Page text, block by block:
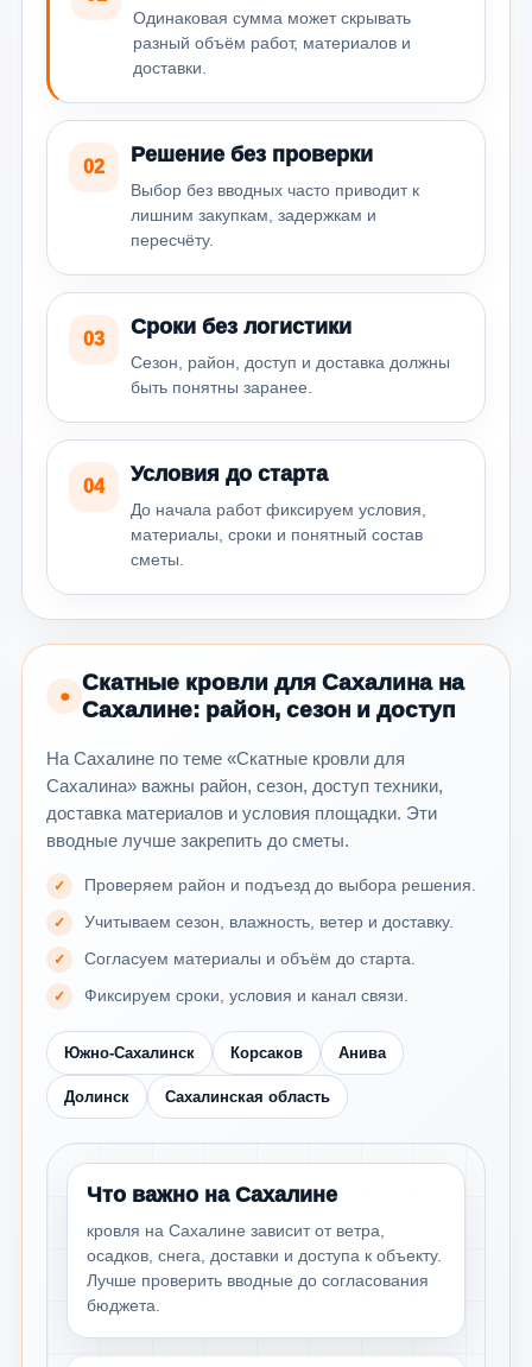
Одинаковая сумма может скрывать
разный объём работ, материалов и
доставки.
02
Решение без проверки
Выбор без вводных часто приводит к
лишним закупкам, задержкам и
пересчёту.
03
Сроки без логистики
Сезон, район, доступ и доставка должны
быть понятны заранее.
04
Условия до старта
До начала работ фиксируем условия,
материалы, сроки и понятный состав
сметы.
●
Скатные кровли для Сахалина на
Сахалине: район, сезон и доступ
На Сахалине по теме «Скатные кровли для
Сахалина» важны район, сезон, доступ техники,
доставка материалов и условия площадки. Эти
вводные лучше закрепить до сметы.
Проверяем район и подъезд до выбора решения.
Учитываем сезон, влажность, ветер и доставку.
Согласуем материалы и объём до старта.
Фиксируем сроки, условия и канал связи.
Южно-Сахалинск Корсаков Анива
Долинск Сахалинская область
Что важно на Сахалине
кровля на Сахалине зависит от ветра,
осадков, снега, доставки и доступа к объекту.
Лучше проверить вводные до согласования
бюджета.